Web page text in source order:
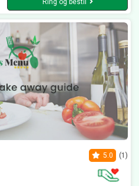
Ring og bestil
5.0 (1)